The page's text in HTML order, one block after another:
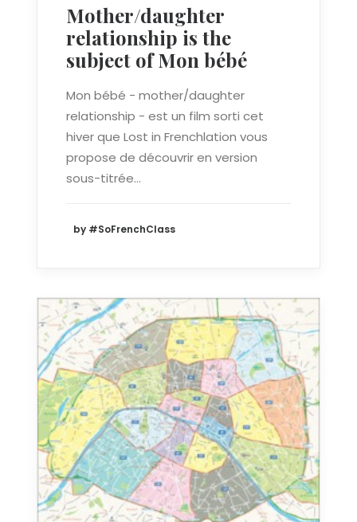
Mother/daughter
relationship is the
subject of Mon bébé
Mon bébé - mother/daughter
relationship - est un film sorti cet
hiver que Lost in Frenchlation vous
propose de découvrir en version
sous-titrée…
by #SoFrenchClass